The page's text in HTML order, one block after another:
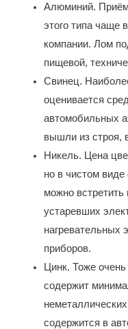
Алюминий.
этого типа чаще
компании. Лом
пищевой,
Свинец.
оценивается
автомобильных
вышли из строя,
Никель. Цена
но в чистом виде
можно встретить
устаревших
нагревательных
приборов.
Цинк. Тоже
содержит
содержится в